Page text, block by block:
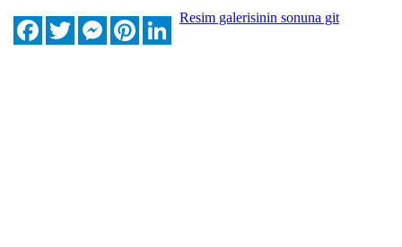
FacebookTwitterMessengerPinterestLinkedIn
Resim galerisinin sonuna git